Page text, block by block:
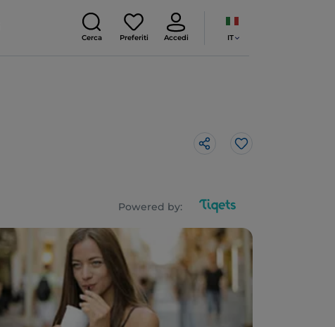
Cerca Preferiti Accedi IT
Powered by:
Like